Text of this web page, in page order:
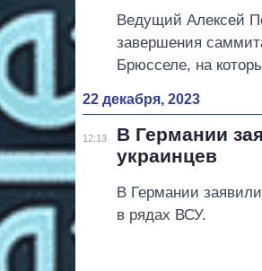
Ведущий Алексей
завершения
Брюсселе, на
22 декабря, 2023
12:13
В Германии
украинцев
В Германии
в рядах ВСУ.